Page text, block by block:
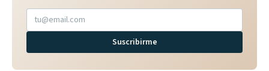
Suscribirme